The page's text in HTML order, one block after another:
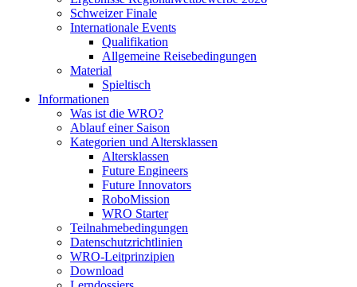
Schweizer Finale
Internationale Events
Qualifikation
Allgemeine Reisebedingungen
Material
Spieltisch
Informationen
Was ist die WRO?
Ablauf einer Saison
Kategorien und Altersklassen
Altersklassen
Future Engineers
Future Innovators
RoboMission
WRO Starter
Teilnahmebedingungen
Datenschutzrichtlinien
WRO-Leitprinzipien
Download